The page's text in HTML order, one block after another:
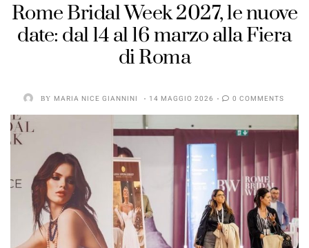
Rome Bridal Week 2027, le nuove
date: dal 14 al 16 marzo alla Fiera
di Roma
BY MARIA NICE GIANNINI 14 MAGGIO 2026 0 COMMENTS